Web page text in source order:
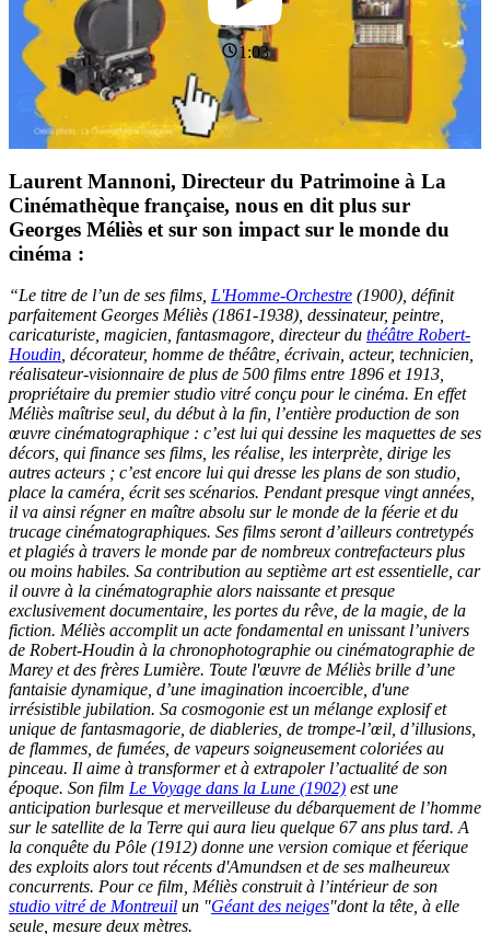
1:03
Laurent Mannoni, Directeur du Patrimoine à La
Cinémathèque française, nous en dit plus sur
Georges Méliès et sur son impact sur le monde du
cinéma :
“Le titre de l’un de ses films, L'Homme-Orchestre (1900), définit
parfaitement Georges Méliès (1861-1938), dessinateur, peintre,
caricaturiste, magicien, fantasmagore, directeur du théâtre Robert-
Houdin , décorateur, homme de théâtre, écrivain, acteur, technicien,
réalisateur-visionnaire de plus de 500 films entre 1896 et 1913,
propriétaire du premier studio vitré conçu pour le cinéma. En effet
Méliès maîtrise seul, du début à la fin, l’entière production de son
œuvre cinématographique : c’est lui qui dessine les maquettes de ses
décors, qui finance ses films, les réalise, les interprète, dirige les
autres acteurs ; c’est encore lui qui dresse les plans de son studio,
place la caméra, écrit ses scénarios. Pendant presque vingt années,
il va ainsi régner en maître absolu sur le monde de la féerie et du
trucage cinématographiques. Ses films seront d’ailleurs contretypés
et plagiés à travers le monde par de nombreux contrefacteurs plus
ou moins habiles. Sa contribution au septième art est essentielle, car
il ouvre à la cinématographie alors naissante et presque
exclusivement documentaire, les portes du rêve, de la magie, de la
fiction. Méliès accomplit un acte fondamental en unissant l’univers
de Robert-Houdin à la chronophotographie ou cinématographie de
Marey et des frères Lumière. Toute l'œuvre de Méliès brille d’une
fantaisie dynamique, d’une imagination incoercible, d'une
irrésistible jubilation. Sa cosmogonie est un mélange explosif et
unique de fantasmagorie, de diableries, de trompe-l’œil, d’illusions,
de flammes, de fumées, de vapeurs soigneusement coloriées au
pinceau. Il aime à transformer et à extrapoler l’actualité de son
époque. Son film Le Voyage dans la Lune (1902) est une
anticipation burlesque et merveilleuse du débarquement de l’homme
sur le satellite de la Terre qui aura lieu quelque 67 ans plus tard. A
la conquête du Pôle (1912) donne une version comique et féerique
des exploits alors tout récents d'Amundsen et de ses malheureux
concurrents. Pour ce film, Méliès construit à l’intérieur de son
studio vitré de Montreuil un "Géant des neiges"dont la tête, à elle
seule, mesure deux mètres.